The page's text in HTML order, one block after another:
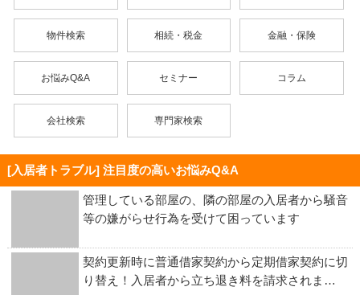
物件検索 相続・税金 金融・保険
お悩みQ&A セミナー コラム
会社検索 専門家検索
[入居者トラブル] 注目度の高いお悩みQ&A
管理している部屋の、隣の部屋の入居者から騒音
等の嫌がらせ行為を受けて困っています
契約更新時に普通借家契約から定期借家契約に切
り替え！入居者から立ち退き料を請求されま…